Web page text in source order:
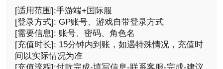
[适用范围]:手游端+国际服
[登录方式]: GP账号、游戏自带登录方式
[需要信息]: 账号、密码、角色名
[充值时长]: 15分钟内到账，如遇特殊情况，充值时
间以实际情况为准